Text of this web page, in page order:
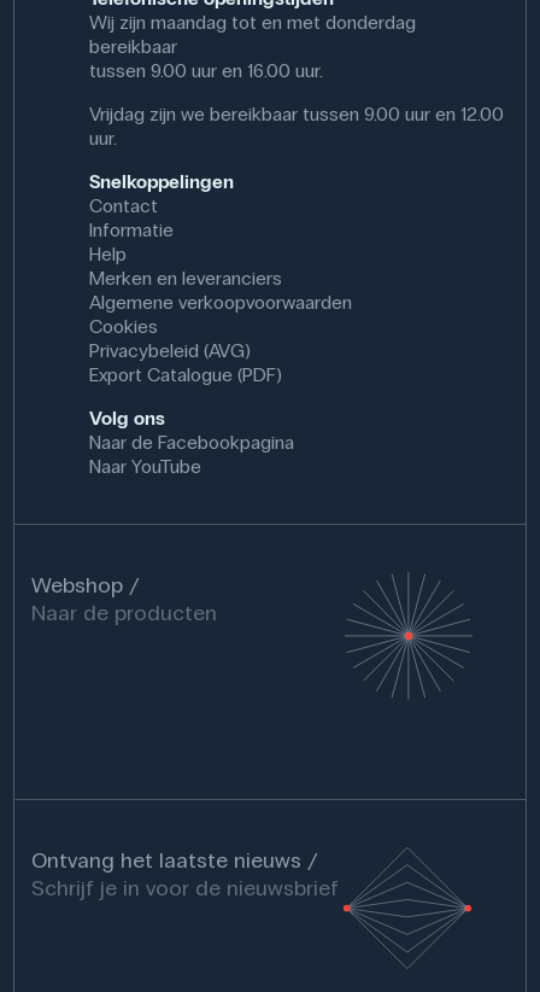
Wij zijn maandag tot en met donderdag
bereikbaar
tussen 9.00 uur en 16.00 uur.
Vrijdag zijn we bereikbaar tussen 9.00 uur en 12.00
uur.
Snelkoppelingen
Contact
Informatie
Help
Merken en leveranciers
Algemene verkoopvoorwaarden
Cookies
Privacybeleid (AVG)
Export Catalogue (PDF)
Volg ons
Naar de Facebookpagina
Naar YouTube
Webshop
Naar de producten
Ontvang het laatste nieuws
Schrijf je in voor de nieuwsbrief